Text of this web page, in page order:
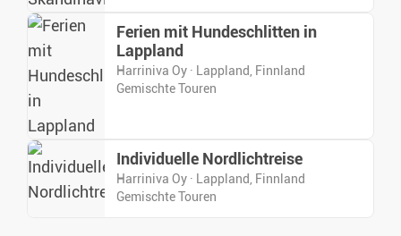
Ferien mit Hundeschlitten in
Lappland
Harriniva Oy · Lappland, Finnland
Gemischte Touren
Individuelle Nordlichtreise
Harriniva Oy · Lappland, Finnland
Gemischte Touren